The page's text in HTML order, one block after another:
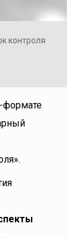
контроля
формате